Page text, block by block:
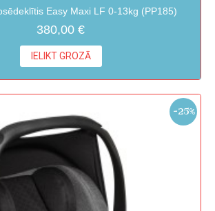
Easy Maxi LF 0-13kg (PP185)
380,00 €
IELIKT GROZĀ
-25%